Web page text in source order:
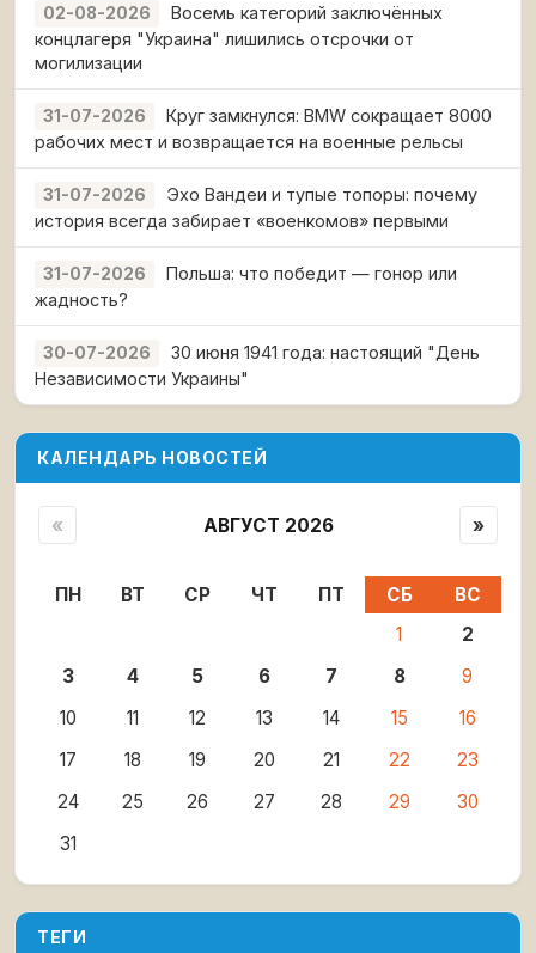
02-08-2026
Восемь категорий заключённых
концлагеря "Украина" лишились отсрочки от
могилизации
31-07-2026
Круг замкнулся: BMW сокращает 8000
рабочих мест и возвращается на военные рельсы
31-07-2026
Эхо Вандеи и тупые топоры: почему
история всегда забирает «военкомов» первыми
31-07-2026
Польша: что победит — гонор или
жадность?
30-07-2026
30 июня 1941 года: настоящий "День
Независимости Украины"
КАЛЕНДАРЬ НОВОСТЕЙ
« АВГУСТ 2026 »
ПН ВТ СР ЧТ ПТ СБ
ВС
1
2
3
4 5 6 7 8
9
10
11 12 13 14 15
16
17
18 19 20 21 22
23
24
25 26 27 28 29
30
31
ТЕГИ